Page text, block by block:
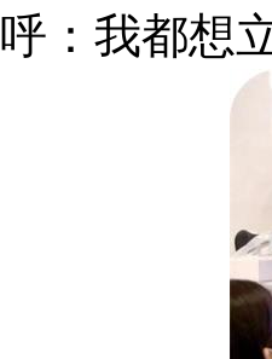
呼：我都想